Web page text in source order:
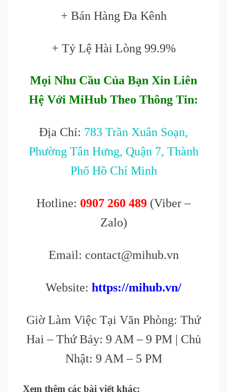
+ Bán Hàng Đa Kênh
+ Tỷ Lệ Hài Lòng 99.9%
Mọi Nhu Cầu Của Bạn Xin Liên
Hệ Với MiHub Theo Thông Tin:
Địa Chỉ: 783 Trần Xuân Soạn,
Phường Tân Hưng, Quận 7, Thành
Phố Hồ Chí Minh
Hotline: 0907 260 489 (Viber –
Zalo)
Email: contact@mihub.vn
Website: https://mihub.vn/
Giờ Làm Việc Tại Văn Phòng: Thứ
Hai – Thứ Bảy: 9 AM – 9 PM | Chủ
Nhật: 9 AM – 5 PM
Xem thêm các bài viết khác: